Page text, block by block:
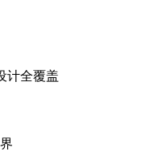
计全覆盖